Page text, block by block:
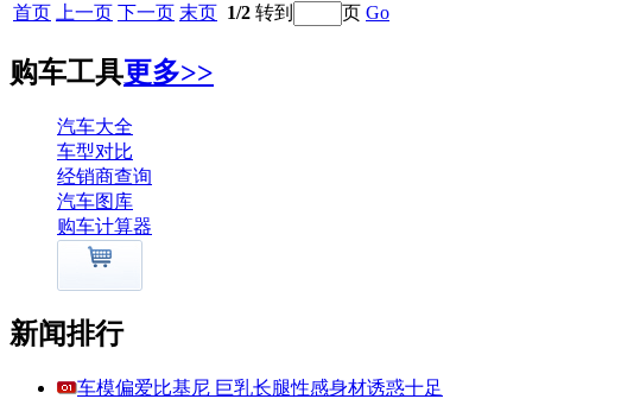
首页 上一页 下一页 末页 1/2 转到 页 Go
购车工具更多>>
汽车大全
车型对比
经销商查询
汽车图库
购车计算器
新闻排行
车模偏爱比基尼 巨乳长腿性感身材诱惑十足